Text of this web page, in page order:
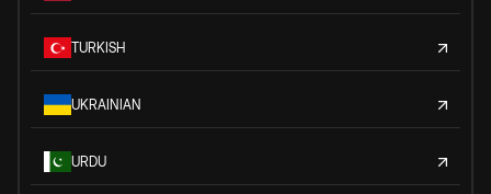
TURKISH
UKRAINIAN
URDU